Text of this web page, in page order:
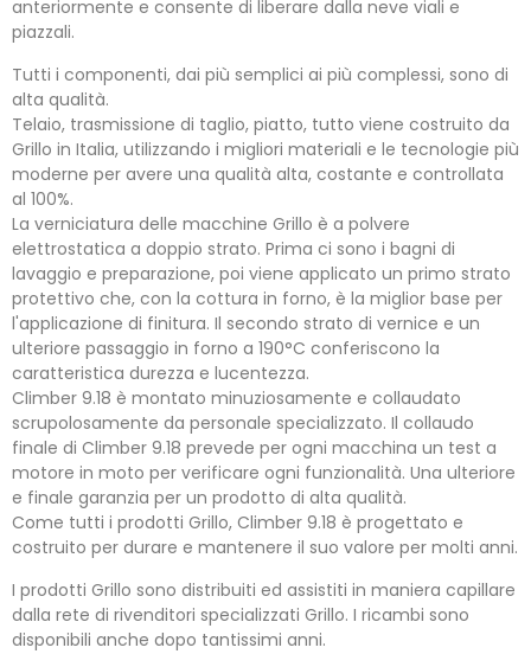
anteriormente e consente di liberare dalla neve viali e
piazzali.
Tutti i componenti, dai più semplici ai più complessi, sono di
alta qualità.
Telaio, trasmissione di taglio, piatto, tutto viene costruito da
Grillo in Italia, utilizzando i migliori materiali e le tecnologie più
moderne per avere una qualità alta, costante e controllata
al 100%.
La verniciatura delle macchine Grillo è a polvere
elettrostatica a doppio strato. Prima ci sono i bagni di
lavaggio e preparazione, poi viene applicato un primo strato
protettivo che, con la cottura in forno, è la miglior base per
l'applicazione di finitura. Il secondo strato di vernice e un
ulteriore passaggio in forno a 190°C conferiscono la
caratteristica durezza e lucentezza.
Climber 9.18 è montato minuziosamente e collaudato
scrupolosamente da personale specializzato. Il collaudo
finale di Climber 9.18 prevede per ogni macchina un test a
motore in moto per verificare ogni funzionalità. Una ulteriore
e finale garanzia per un prodotto di alta qualità.
Come tutti i prodotti Grillo, Climber 9.18 è progettato e
costruito per durare e mantenere il suo valore per molti anni.
I prodotti Grillo sono distribuiti ed assistiti in maniera capillare
dalla rete di rivenditori specializzati Grillo. I ricambi sono
disponibili anche dopo tantissimi anni.